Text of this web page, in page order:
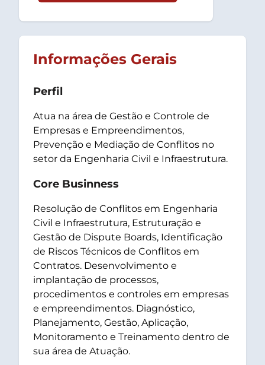
Informações Gerais
Perfil
Atua na área de Gestão e Controle de
Empresas e Empreendimentos,
Prevenção e Mediação de Conflitos no
setor da Engenharia Civil e Infraestrutura.
Core Businness
Resolução de Conflitos em Engenharia
Civil e Infraestrutura, Estruturação e
Gestão de Dispute Boards, Identificação
de Riscos Técnicos de Conflitos em
Contratos. Desenvolvimento e
implantação de processos,
procedimentos e controles em empresas
e empreendimentos. Diagnóstico,
Planejamento, Gestão, Aplicação,
Monitoramento e Treinamento dentro de
sua área de Atuação.